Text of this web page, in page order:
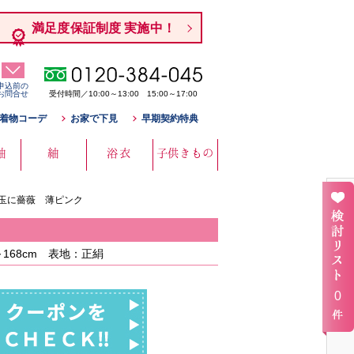
満足度保証制度 実施中！
込前の
問合せ
受付時間／10:00～13:00 15:00～17:00
物コーデ お家で下見 早期契約特典
紬 浴衣 子供きもの
に薔薇 薄ピンク
表地：正絹
0